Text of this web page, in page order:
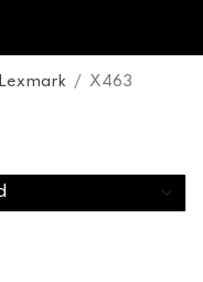
Lexmark / X463